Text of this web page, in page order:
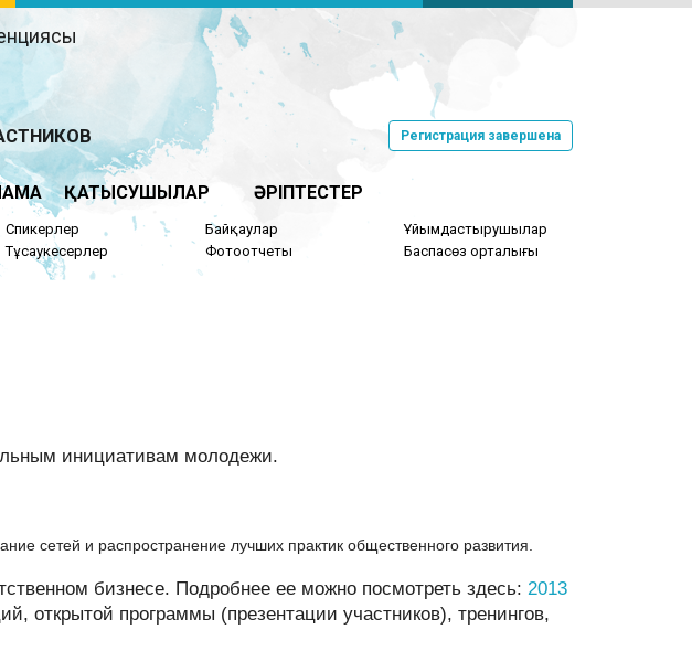
Регистрация завершена
ҚАТЫСУШЫЛАР ӘРІПТЕСТЕР
Спикерлер
Тұсаукесерлер
Байқаулар
Фотоотчеты
Ұйымдастырушылар
Баспасөз орталығы
инициативам молодежи.
сетей и распространение лучших практик общественного развития.
бизнесе. Подробнее ее можно посмотреть здесь: 2013
открытой программы (презентации участников), тренингов,